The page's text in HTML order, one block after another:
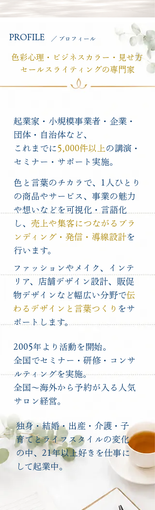
PROFILE ​／ プロフィール
色彩心理・ビジネスカラー・見せ方
セールスライティングの専門家
起業家・小規模事業者・企業・
団体・自治体など、
​これまでに5,000件以上 の講演・
セミナー・サポート実施。
色と言葉のチカラで、1人ひとり
の商品やサービス、事業の魅力
や想いなどを可視化・言語化
し、 売上や集客につながるブラ
ンディング・発信・導線設計を
行います。
ファッションやメイク、インテ
リア、店舗デザイン設計、販促
物デザインなど幅広い分野で伝
わるデザインと言葉つくり をサ
ポートします。
2005年より活動を開始。
全国でセミナー・研修・コンサ
ルティングを実施。
​全国～海外から予約が入る人気
サロン経営。
独身・結婚・出産・介護・子
育てとライフスタイルの変化
の中、21年以上好きを仕事に
して起業中。